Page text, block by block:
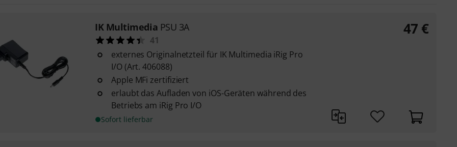
IK Multimedia PSU 3A
41
externes Originalnetzteil für IK Multimedia iRig Pro
I/O (Art. 406088)
Apple MFi zertifiziert
erlaubt das Aufladen von iOS-Geräten während des
Betriebs am iRig Pro I/O
Sofort lieferbar
47 €